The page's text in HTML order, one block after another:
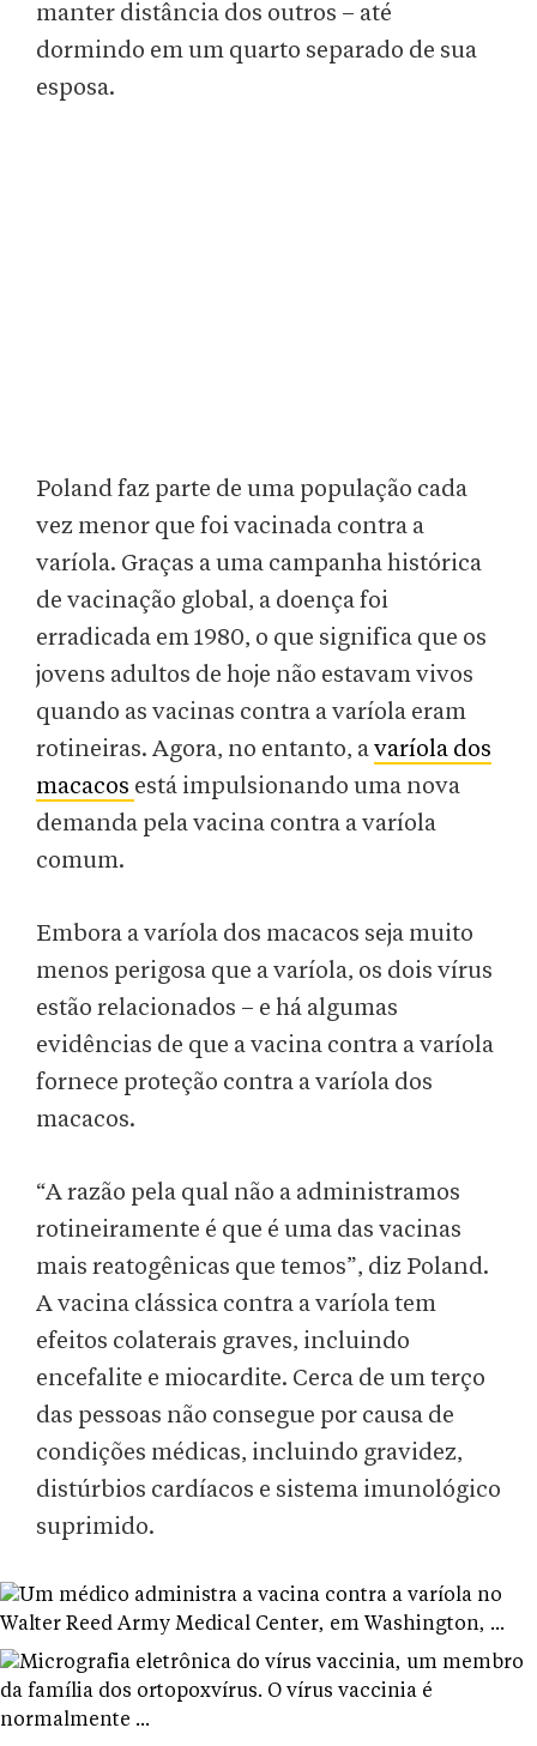
manter distância dos outros – até
dormindo em um quarto separado de sua
esposa.
Poland faz parte de uma população cada
vez menor que foi vacinada contra a
varíola. Graças a uma campanha histórica
de vacinação global, a doença foi
erradicada em 1980, o que significa que os
jovens adultos de hoje não estavam vivos
quando as vacinas contra a varíola eram
rotineiras. Agora, no entanto, avaríola dos
macacos está impulsionando uma nova
demanda pela vacina contra a varíola
comum.
Embora a varíola dos macacos seja muito
menos perigosa que a varíola, os dois vírus
estão relacionados – e há algumas
evidências de que a vacina contra a varíola
fornece proteção contra a varíola dos
macacos.
“A razão pela qual não a administramos
rotineiramente é que é uma das vacinas
mais reatogênicas que temos”, diz Poland.
A vacina clássica contra a varíola tem
efeitos colaterais graves, incluindo
encefalite e miocardite. Cerca de um terço
das pessoas não consegue por causa de
condições médicas, incluindo gravidez,
distúrbios cardíacos e sistema imunológico
suprimido.